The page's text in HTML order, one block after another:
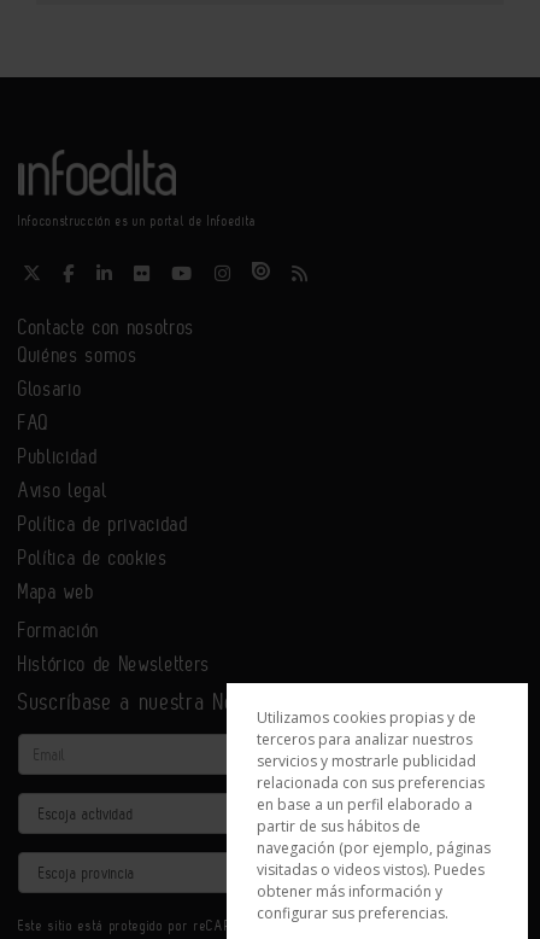
Infoconstrucción es un portal de Infoedita
Contacte con nosotros
Quiénes somos
Glosario
FAQ
Publicidad
Aviso legal
Política de privacidad
Política de cookies
Mapa web
Formación
Histórico de Newsletters
Suscríbase a nuestra Newsletter
Email
Actividad
Provincia
Este sitio está protegido por reCAPTCHA y se aplican la
Utilizamos cookies propias y de
terceros para analizar nuestros
servicios y mostrarle publicidad
relacionada con sus preferencias
en base a un perfil elaborado a
partir de sus hábitos de
navegación (por ejemplo, páginas
visitadas o videos vistos). Puedes
obtener más información y
configurar sus preferencias.